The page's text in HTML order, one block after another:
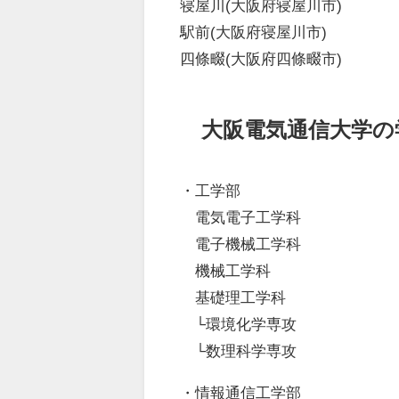
寝屋川(大阪府寝屋川市)
駅前(大阪府寝屋川市)
四條畷(大阪府四條畷市)
大阪電気通信大学
・工学部
電気電子工学科
電子機械工学科
機械工学科
基礎理工学科
└環境化学専攻
└数理科学専攻
・情報通信工学部